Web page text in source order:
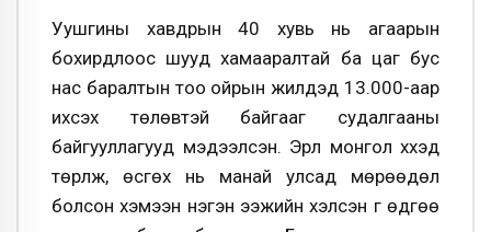
Уушгины хавдрын 40 хувь нь агаарын
бохирдлоос шууд хамааралтай ба цаг бус
нас баралтын тоо ойрын жилүүдэд 13.000-аар
ихсэх төлөвтэй байгааг судалгааны
байгууллагууд мэдээлсэн. Эрүүл монгол хүүхэд
төрүүлж, өсгөх нь манай улсад мөрөөдөл
болсон хэмээн нэгэн ээжийн хэлсэн үг өдгөө